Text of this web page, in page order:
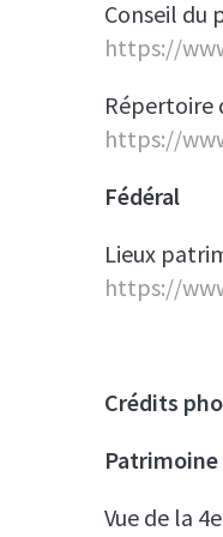
Conseil du
https://
Répertoire
https://
Fédéral
Lieux
https://
Crédits
Vue de la